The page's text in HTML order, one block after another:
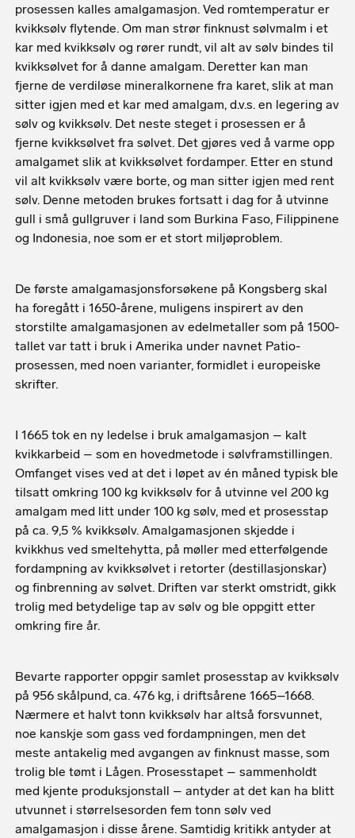
prosessen kalles amalgamasjon. Ved romtemperatur er
kvikksølv flytende. Om man strør finknust sølvmalm i et
kar med kvikksølv og rører rundt, vil alt av sølv bindes til
kvikksølvet for å danne amalgam. Deretter kan man
fjerne de verdiløse mineralkornene fra karet, slik at man
sitter igjen med et kar med amalgam, d.v.s. en legering av
sølv og kvikksølv. Det neste steget i prosessen er å
fjerne kvikksølvet fra sølvet. Det gjøres ved å varme opp
amalgamet slik at kvikksølvet fordamper. Etter en stund
vil alt kvikksølv være borte, og man sitter igjen med rent
sølv. Denne metoden brukes fortsatt i dag for å utvinne
gull i små gullgruver i land som Burkina Faso, Filippinene
og Indonesia, noe som er et stort miljøproblem.
De første amalgamasjonsforsøkene på Kongsberg skal
ha foregått i 1650-årene, muligens inspirert av den
storstilte amalgamasjonen av edelmetaller som på 1500-
tallet var tatt i bruk i Amerika under navnet Patio-
prosessen, med noen varianter, formidlet i europeiske
skrifter.
I 1665 tok en ny ledelse i bruk amalgamasjon – kalt
kvikkarbeid – som en hovedmetode i sølvframstillingen.
Omfanget vises ved at det i løpet av én måned typisk ble
tilsatt omkring 100 kg kvikksølv for å utvinne vel 200 kg
amalgam med litt under 100 kg sølv, med et prosesstap
på ca. 9,5 % kvikksølv. Amalgamasjonen skjedde i
kvikkhus ved smeltehytta, på møller med etterfølgende
fordampning av kvikksølvet i retorter (destillasjonskar)
og finbrenning av sølvet. Driften var sterkt omstridt, gikk
trolig med betydelige tap av sølv og ble oppgitt etter
omkring fire år.
Bevarte rapporter oppgir samlet prosesstap av kvikksølv
på 956 skålpund, ca. 476 kg, i driftsårene 1665–1668.
Nærmere et halvt tonn kvikksølv har altså forsvunnet,
noe kanskje som gass ved fordampningen, men det
meste antakelig med avgangen av finknust masse, som
trolig ble tømt i Lågen. Prosesstapet – sammenholdt
med kjente produksjonstall – antyder at det kan ha blitt
utvunnet i størrelsesorden fem tonn sølv ved
amalgamasjon i disse årene. Samtidig kritikk antyder at